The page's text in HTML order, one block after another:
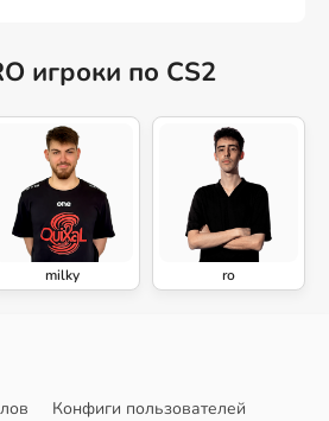
игроки по CS2
milky ro
Конфиги пользователей